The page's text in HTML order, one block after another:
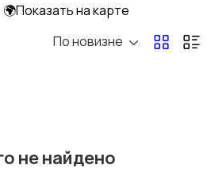
🌍Показать на карте
По новизне
не найдено